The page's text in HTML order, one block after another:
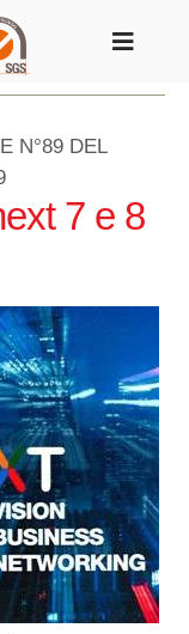
Toggle
N°89 DEL
7 e 8